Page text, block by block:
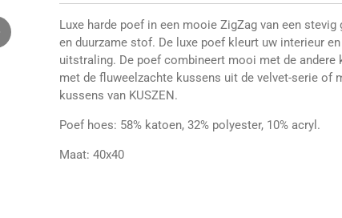
Luxe harde poef in een mooie ZigZag van een
en duurzame stof. De luxe poef kleurt uw interieur
uitstraling. De poef combineert mooi met de
met de fluweelzachte kussens uit de velvet-serie of
kussens van KUSZEN.
Poef hoes: 58% katoen, 32% polyester, 10% acryl.
Maat: 40x40